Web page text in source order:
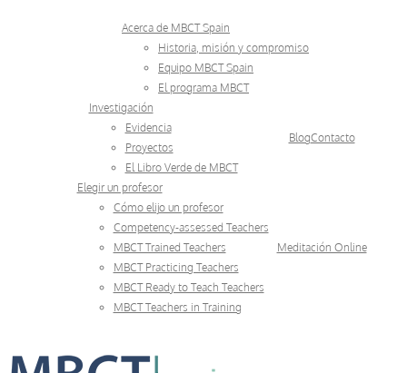
Acerca de MBCT Spain
Historia, misión y compromiso
Equipo MBCT Spain
El programa MBCT
Investigación
Evidencia
Proyectos
El Libro Verde de MBCT
BlogContacto
Elegir un profesor
Cómo elijo un profesor
Competency-assessed Teachers
MBCT Trained Teachers
MBCT Practicing Teachers
MBCT Ready to Teach Teachers
MBCT Teachers in Training
Meditación Online